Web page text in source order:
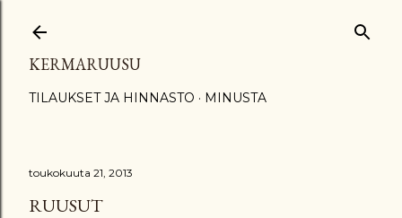
KERMARUUSU
TILAUKSET JA HINNASTO MINUSTA
toukokuuta 21, 2013
RUUSUT